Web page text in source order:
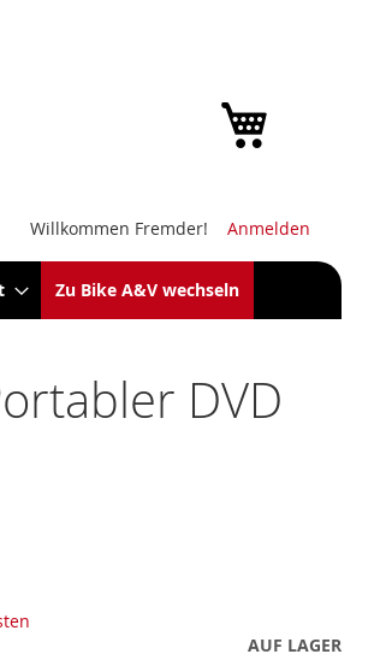
Willkommen Fremder! Anmelden
Zu Bike A&V wechseln
DVD
AUF LAGER